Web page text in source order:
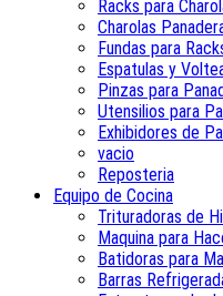
Racks para
Charolas
Fundas para
Espatulas y
Pinzas para
Utensilios para
Exhibidores de
vacio
Reposteria
Equipo de Cocina
Trituradoras de
Maquina para
Batidoras para
Barras